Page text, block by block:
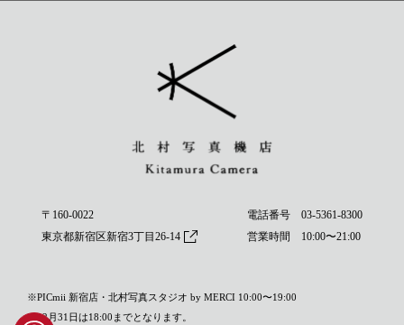
〒160-0022
東京都新宿区新宿3丁目26-14
電話番号 03-5361-8300
営業時間 10:00〜21:00
※PICmii 新宿店・北村写真スタジオ by MERCI 10:00〜19:00
※12月31日は18:00までとなります。